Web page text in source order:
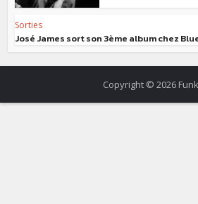
Sorties
José James sort son 3ème album chez
Copyright © 2026